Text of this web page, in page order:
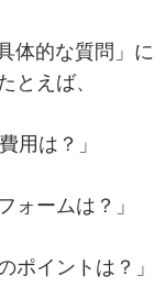
体的な質問」に
とえば、
用は？」
ォームは？」
ポイントは？」